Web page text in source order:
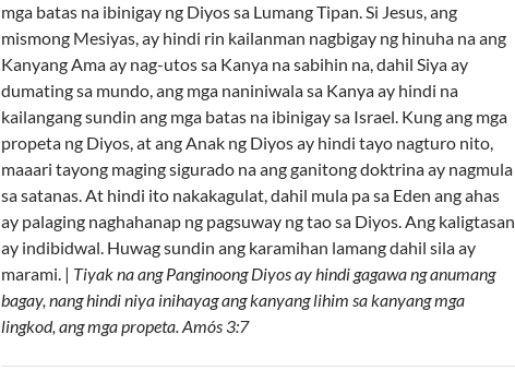
mga batas na ibinigay ng Diyos sa Lumang Tipan. Si Jesus, ang
mismong Mesiyas, ay hindi rin kailanman nagbigay ng hinuha na ang
Kanyang Ama ay nag-utos sa Kanya na sabihin na, dahil Siya ay
dumating sa mundo, ang mga naniniwala sa Kanya ay hindi na
kailangang sundin ang mga batas na ibinigay sa Israel. Kung ang mga
propeta ng Diyos, at ang Anak ng Diyos ay hindi tayo nagturo nito,
maaari tayong maging sigurado na ang ganitong doktrina ay nagmula
sa satanas. At hindi ito nakakagulat, dahil mula pa sa Eden ang ahas
ay palaging naghahanap ng pagsuway ng tao sa Diyos. Ang kaligtasan
ay indibidwal. Huwag sundin ang karamihan lamang dahil sila ay
marami. | Tiyak na ang Panginoong Diyos ay hindi gagawa ng anumang
bagay, nang hindi niya inihayag ang kanyang lihim sa kanyang mga
lingkod, ang mga propeta. Amós 3:7